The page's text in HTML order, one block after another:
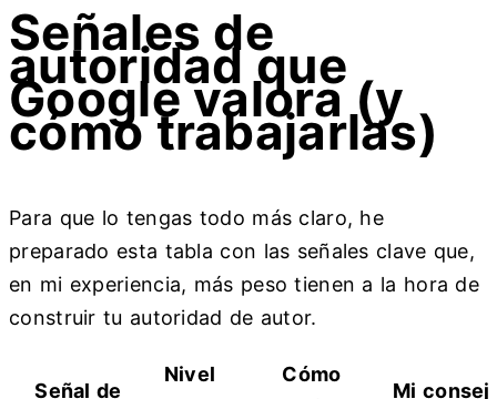
Señales de
autoridad que
Google valora (y
cómo trabajarlas)
Para que lo tengas todo más claro, he
preparado esta tabla con las señales clave que,
en mi experiencia, más peso tienen a la hora de
construir tu autoridad de autor.
Señal de
Nivel
Cómo
Mi